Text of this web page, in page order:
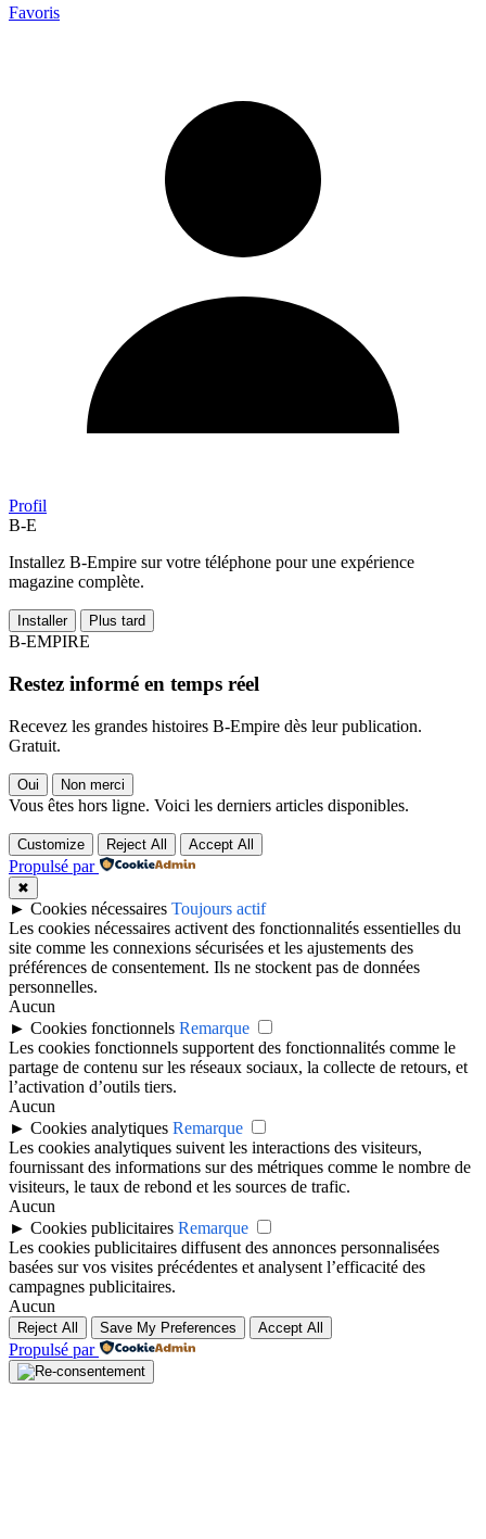
Favoris
Profil
B-E
Installez B-Empire sur votre téléphone pour une expérience
magazine complète.
Installer Plus tard
B-EMPIRE
Restez informé en temps réel
Recevez les grandes histoires B-Empire dès leur publication.
Gratuit.
Oui Non merci
Vous êtes hors ligne. Voici les derniers articles disponibles.
Customize Reject All Accept All
Propulsé par
✖
► Cookies nécessaires Toujours actif
Les cookies nécessaires activent des fonctionnalités essentielles du
site comme les connexions sécurisées et les ajustements des
préférences de consentement. Ils ne stockent pas de données
personnelles.
Aucun
► Cookies fonctionnels Remarque
Les cookies fonctionnels supportent des fonctionnalités comme le
partage de contenu sur les réseaux sociaux, la collecte de retours, et
l’activation d’outils tiers.
Aucun
► Cookies analytiques Remarque
Les cookies analytiques suivent les interactions des visiteurs,
fournissant des informations sur des métriques comme le nombre de
visiteurs, le taux de rebond et les sources de trafic.
Aucun
► Cookies publicitaires Remarque
Les cookies publicitaires diffusent des annonces personnalisées
basées sur vos visites précédentes et analysent l’efficacité des
campagnes publicitaires.
Aucun
Reject All Save My Preferences Accept All
Propulsé par